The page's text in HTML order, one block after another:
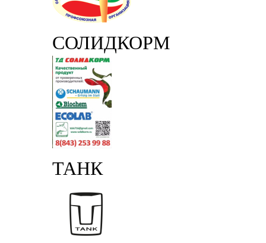
СОЛИДКОРМ
ТАНК